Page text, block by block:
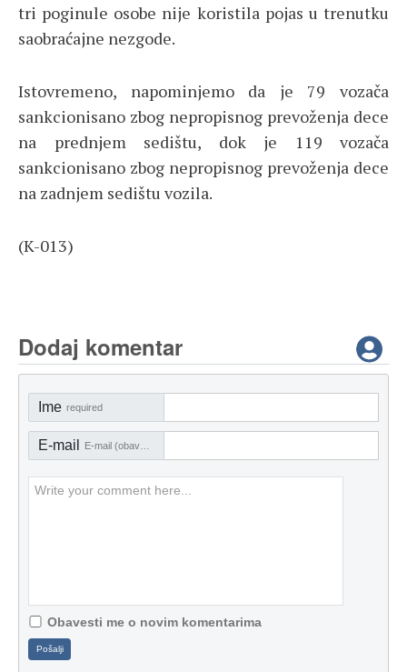
tri poginule osobe nije koristila pojas u trenutku
saobraćajne nezgode.
Istovremeno, napominjemo da je 79 vozača
sankcionisano zbog nepropisnog prevoženja dece
na prednjem sedištu, dok je 119 vozača
sankcionisano zbog nepropisnog prevoženja dece
na zadnjem sedištu vozila.
(K-013)
Dodaj komentar
Ime required
E-mail
Obavesti me o novim komentarima
Pošalji